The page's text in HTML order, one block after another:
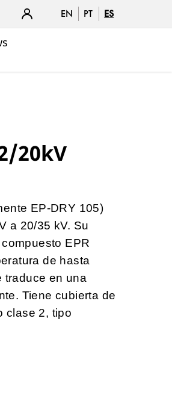
EN PT ES
20kV
EP-DRY 105)
a 20/35 kV. Su
EPR
de hasta
traduce en una
Tiene cubierta de
clase 2, tipo